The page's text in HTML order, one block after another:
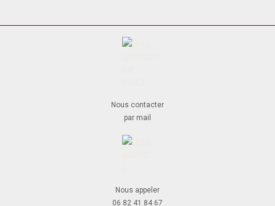
Nous contacter
par mail
Nous appeler
06 82 41 84 67